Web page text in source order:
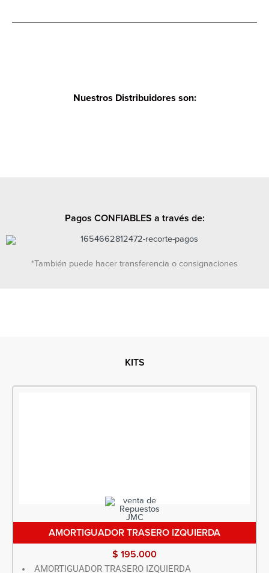
Nuestros Distribuidores son:
Pagos CONFIABLES a través de:
*También puede hacer transferencia o consignaciones
KITS
AMORTIGUADOR TRASERO IZQUIERDA
$ 195.000
AMORTIGUADOR TRASERO IZQUIERDA